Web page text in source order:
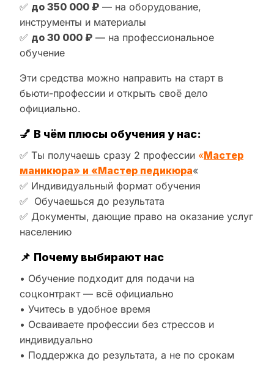
✅ до 350 000 ₽ — на оборудование,
инструменты и материалы
✅ до 30 000 ₽ — на профессиональное
обучение
Эти средства можно направить на старт в
бьюти-профессии и открыть своё дело
официально.
💅 В чём плюсы обучения у нас:
✅ Ты получаешь сразу 2 профессии «Мастер
маникюра» и «Мастер педикюра«
✅ Индивидуальный формат обучения
✅ Обучаешься до результата
✅ Документы, дающие право на оказание услуг
населению
📌 Почему выбирают нас
• Обучение подходит для подачи на
соцконтракт — всё официально
• Учитесь в удобное время
• Осваиваете профессии без стрессов и
индивидуально
• Поддержка до результата, а не по срокам